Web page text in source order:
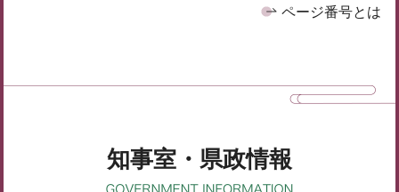
ページ番号とは
知事室・県政情報